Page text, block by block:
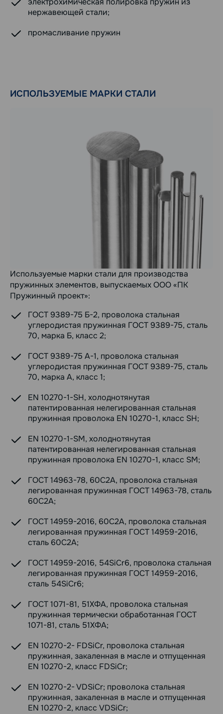
нержавеющей стали;
промасливание пружин
ИСПОЛЬЗУЕМЫЕ МАРКИ СТАЛИ
Используемые марки стали для производства
пружинных элементов, выпускаемых ООО «ПК
Пружинный проект»:
ГОСТ 9389-75 Б-2, проволока стальная
углеродистая пружинная ГОСТ 9389-75, сталь
70, марка Б, класс 2;
ГОСТ 9389-75 А-1, проволока стальная
углеродистая пружинная ГОСТ 9389-75, сталь
70, марка А, класс 1;
EN 10270-1-SH, холоднотянутая
патентированная нелегированная стальная
пружинная проволока EN 10270-1, класс SH;
EN 10270-1-SM, холоднотянутая
патентированная нелегированная стальная
пружинная проволока EN 10270-1, класс SM;
ГОСТ 14963-78, 60С2А, проволока стальная
легированная пружинная ГОСТ 14963-78, сталь
60С2А;
ГОСТ 14959-2016, 60С2А, проволока стальная
легированная пружинная ГОСТ 14959-2016,
сталь 60С2А;
ГОСТ 14959-2016, 54SiCr6, проволока стальная
легированная пружинная ГОСТ 14959-2016,
сталь 54SiCr6;
ГОСТ 1071-81, 51ХФА, проволока стальная
пружинная термически обработанная ГОСТ
1071-81, сталь 51ХФА;
EN 10270-2- FDSiCr, проволока стальная
пружинная, закаленная в масле и отпущенная
EN 10270-2, класс FDSiCr;
EN 10270-2- VDSiCr; проволока стальная
пружинная, закаленная в масле и отпущенная
EN 10270-2, класс VDSiCr;